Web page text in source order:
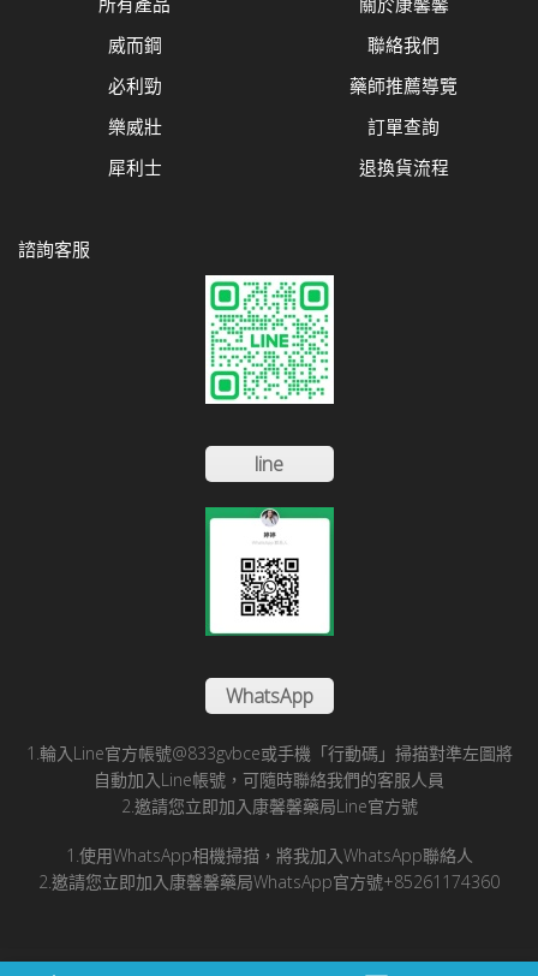
威而鋼
必利勁
樂威壯
犀利士
聯絡我們
藥師推薦導覽
訂單查詢
退換貨流程
諮詢客服
line
WhatsApp
1.輪入Line官方帳號@833gvbce或手機「行動碼」掃描對準左圖將
自動加入Line帳號，可隨時聯絡我們的客服人員
2.邀請您立即加入康馨馨藥局Line官方號
1.使用WhatsApp相機掃描，將我加入WhatsApp聯絡人
2.邀請您立即加入康馨馨藥局WhatsApp官方號+85261174360
© 2025 康馨馨國際醫藥有限公司版所有